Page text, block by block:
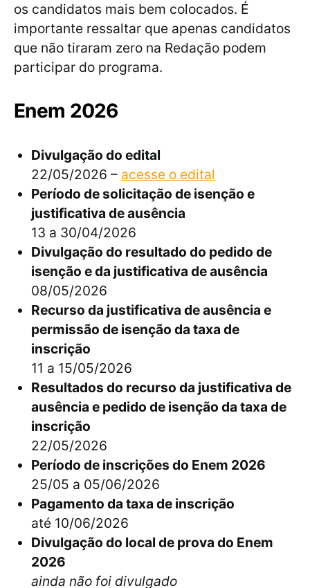
os candidatos mais bem colocados. É
importante ressaltar que apenas candidatos
que não tiraram zero na Redação podem
participar do programa.
Enem 2026
Divulgação do edital
22/05/2026 – acesse o edital
Período de solicitação de isenção e
justificativa de ausência
13 a 30/04/2026
Divulgação do resultado do pedido de
isenção e da justificativa de ausência
08/05/2026
Recurso da justificativa de ausência e
permissão de isenção da taxa de
inscrição
11 a 15/05/2026
Resultados do recurso da justificativa de
ausência e pedido de isenção da taxa de
inscrição
22/05/2026
Período de inscrições do Enem 2026
25/05 a 05/06/2026
Pagamento da taxa de inscrição
até 10/06/2026
Divulgação do local de prova do Enem
2026
ainda não foi divulgado